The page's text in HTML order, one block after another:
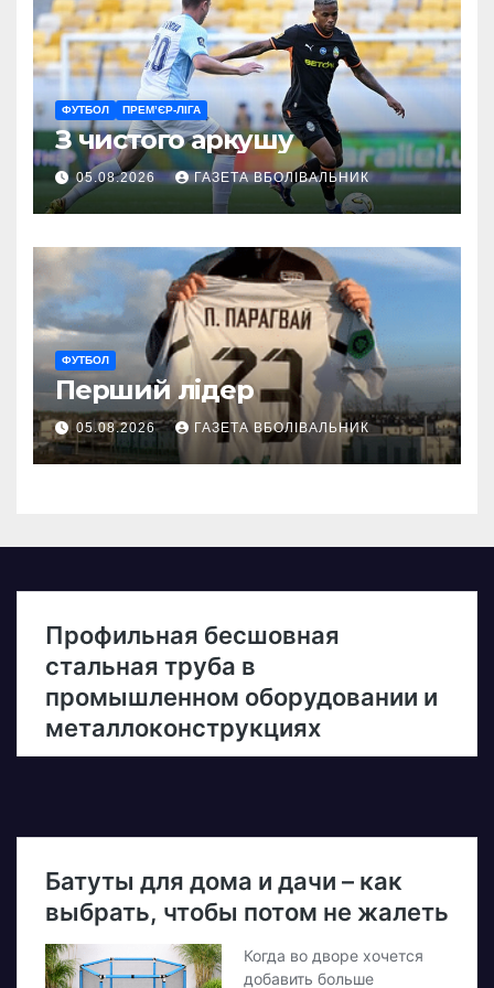
ФУТБОЛ ПРЕМ’ЄР-ЛІГА
З чистого аркушу
05.08.2026 ГАЗЕТА ВБОЛІВАЛЬНИК
ФУТБОЛ
Перший лідер
05.08.2026 ГАЗЕТА ВБОЛІВАЛЬНИК